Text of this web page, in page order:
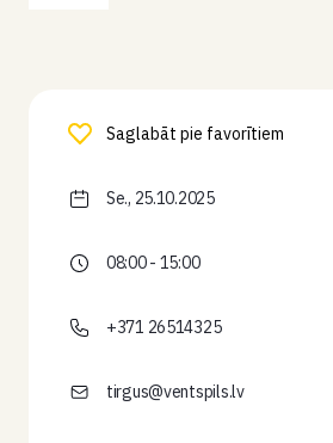
Saglabāt pie favorītiem
Se., 25.10.2025
08:00 - 15:00
+371 26514325
tirgus@ventspils.lv